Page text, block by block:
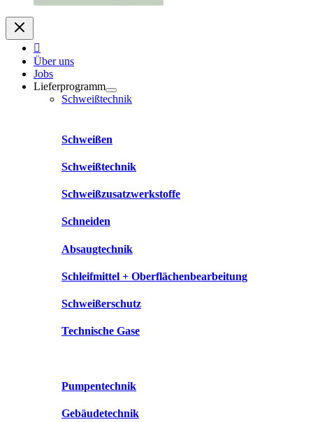
Über uns
Jobs
Lieferprogramm
Schweißtechnik
Schweißen
Schweißtechnik
Schweißzusatzwerkstoffe
Schneiden
Absaugtechnik
Schleifmittel + Oberflächenbearbeitung
Schweißerschutz
Technische Gase
Pumpentechnik
Gebäudetechnik